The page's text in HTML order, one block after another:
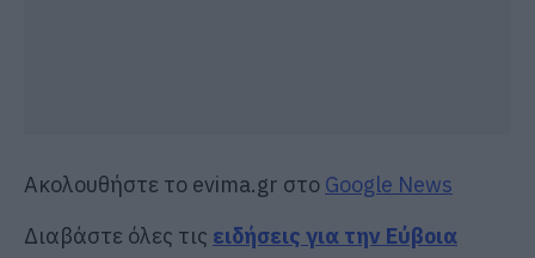
Ακολουθήστε το evima.gr στο Google News
Διαβάστε όλες τις ειδήσεις για την Εύβοια